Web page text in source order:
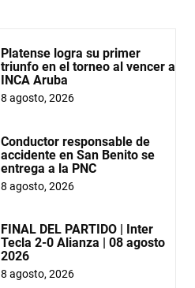
Platense logra su primer
triunfo en el torneo al vencer a
INCA Aruba
8 agosto, 2026
Conductor responsable de
accidente en San Benito se
entrega a la PNC
8 agosto, 2026
FINAL DEL PARTIDO | Inter
Tecla 2-0 Alianza | 08 agosto
2026
8 agosto, 2026